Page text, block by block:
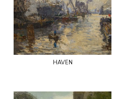
haven